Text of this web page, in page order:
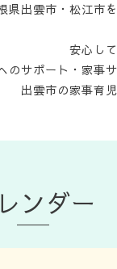
県出雲市・松江市
安心し
のサポート・家事
出雲市の家事育
ンダー